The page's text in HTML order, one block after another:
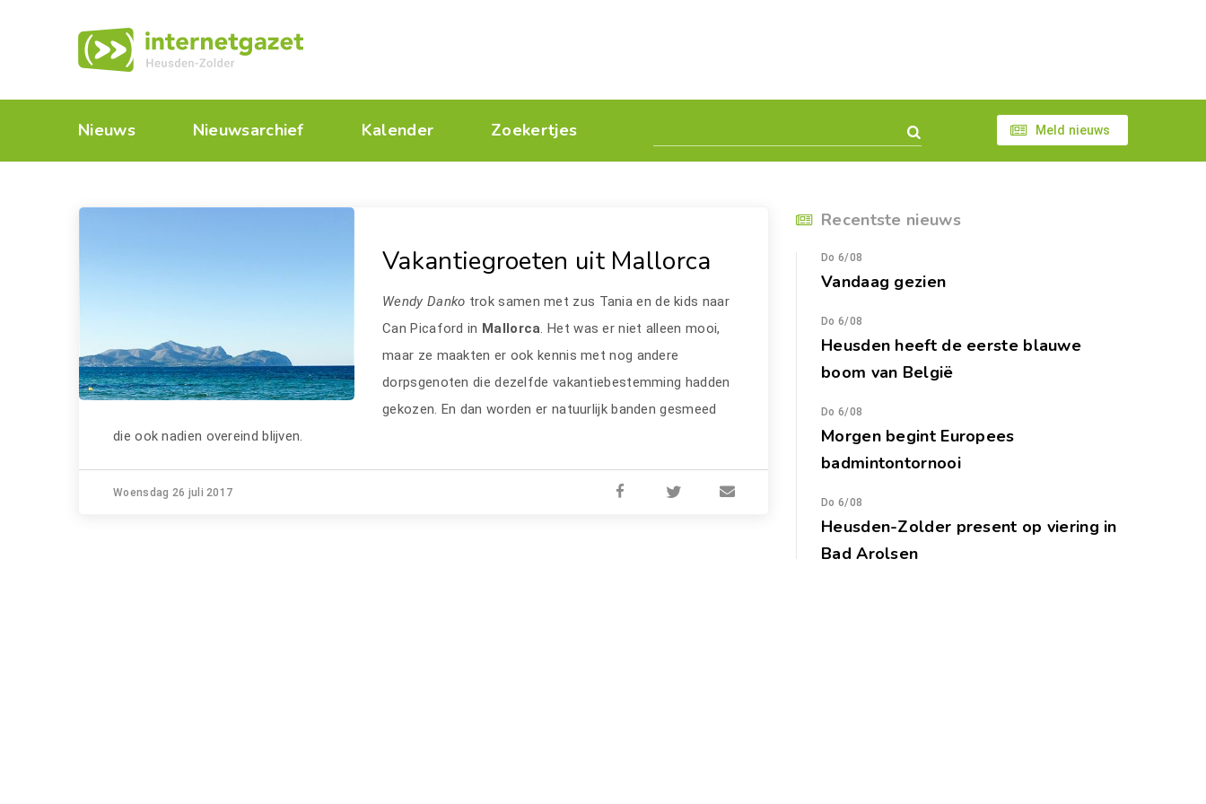
Nieuws Nieuwsarchief Kalender Zoekertjes Meld nieuws
Vakantiegroeten uit Mallorca
Wendy Danko trok samen met zus Tania en de kids naar
Can Picaford in Mallorca. Het was er niet alleen mooi,
maar ze maakten er ook kennis met nog andere
dorpsgenoten die dezelfde vakantiebestemming hadden
gekozen. En dan worden er natuurlijk banden gesmeed
die ook nadien overeind blijven.
Woensdag 26 juli 2017
Recentste nieuws
Do 6/08
Vandaag gezien
Do 6/08
Heusden heeft de eerste blauwe
boom van België
Do 6/08
Morgen begint Europees
badmintontornooi
Do 6/08
Heusden-Zolder present op viering in
Bad Arolsen